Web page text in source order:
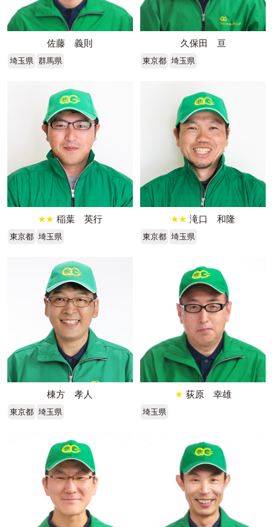
佐藤 義則
埼玉県 群馬県
久保田 亘
東京都 埼玉県
★★ 稲葉 英行
東京都 埼玉県
★★ 滝口 和隆
東京都 埼玉県
棟方 孝人
東京都 埼玉県
★ 荻原 幸雄
埼玉県